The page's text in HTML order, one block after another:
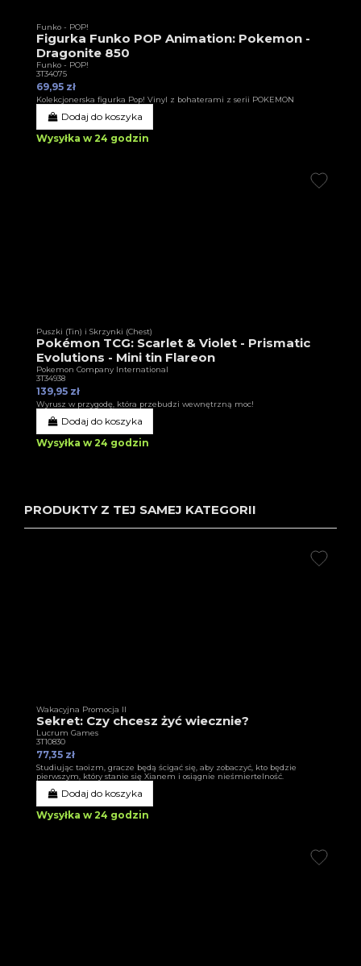
Funko - POP!
Figurka Funko POP Animation: Pokemon -
Dragonite 850
Funko - POP!
3T34075
69,95 zł
Kolekcjonerska figurka Pop! Vinyl z bohaterami z serii POKEMON
Dodaj do koszyka
Wysyłka w 24 godzin
Puszki (Tin) i Skrzynki (Chest)
Pokémon TCG: Scarlet & Violet - Prismatic
Evolutions - Mini tin Flareon
Pokemon Company International
3T34938
139,95 zł
Wyrusz w przygodę, która przebudzi wewnętrzną moc!
Dodaj do koszyka
Wysyłka w 24 godzin
PRODUKTY Z TEJ SAMEJ KATEGORII
Wakacyjna Promocja II
Sekret: Czy chcesz żyć wiecznie?
Lucrum Games
3T10830
77,35 zł
Studiując taoizm, gracze będą ścigać się, aby zobaczyć, kto będzie
pierwszym, który stanie się Xianem i osiągnie nieśmiertelność.
Dodaj do koszyka
Wysyłka w 24 godzin